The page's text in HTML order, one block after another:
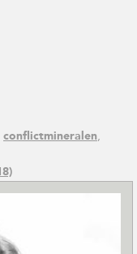
conflictmineralen,